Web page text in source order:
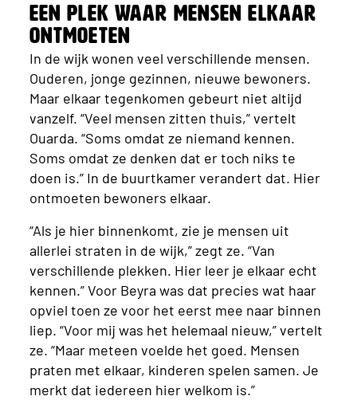
Een plek waar mensen elkaar
ontmoeten
In de wijk wonen veel verschillende mensen.
Ouderen, jonge gezinnen, nieuwe bewoners.
Maar elkaar tegenkomen gebeurt niet altijd
vanzelf. “Veel mensen zitten thuis,” vertelt
Ouarda. “Soms omdat ze niemand kennen.
Soms omdat ze denken dat er toch niks te
doen is.” In de buurtkamer verandert dat. Hier
ontmoeten bewoners elkaar.
“Als je hier binnenkomt, zie je mensen uit
allerlei straten in de wijk,” zegt ze. “Van
verschillende plekken. Hier leer je elkaar echt
kennen.” Voor Beyra was dat precies wat haar
opviel toen ze voor het eerst mee naar binnen
liep. “Voor mij was het helemaal nieuw,” vertelt
ze. “Maar meteen voelde het goed. Mensen
praten met elkaar, kinderen spelen samen. Je
merkt dat iedereen hier welkom is.”